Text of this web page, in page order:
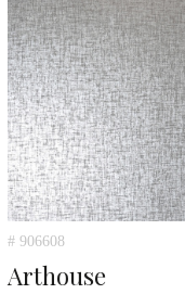
# 906608
Arthouse